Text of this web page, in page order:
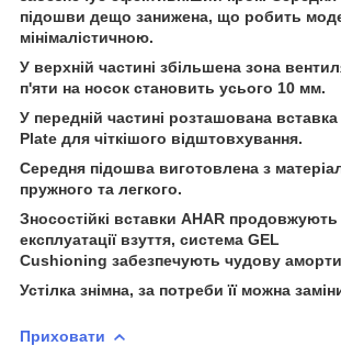
підошви дещо занижена, що робить
мінімалістичною.
У верхній частині збільшена зона
п'яти на носок становить усього 10 мм.
У передній частині розташована
Plate для чіткішого відштовхування.
Середня підошва виготовлена з
пружного та легкого.
Зносостійкі вставки AHAR продовжують
експлуатації взуття, система GEL
Cushioning забезпечують чудову
Устілка знімна, за потреби її можна
Приховати